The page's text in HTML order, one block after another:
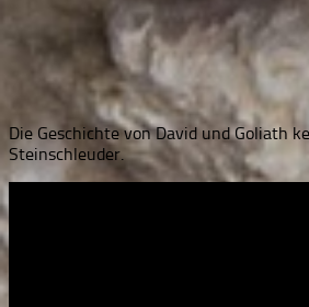
Die Geschichte von David und Goliath
Steinschleuder.